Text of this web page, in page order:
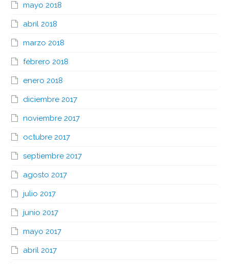
mayo 2018
abril 2018
marzo 2018
febrero 2018
enero 2018
diciembre 2017
noviembre 2017
octubre 2017
septiembre 2017
agosto 2017
julio 2017
junio 2017
mayo 2017
abril 2017